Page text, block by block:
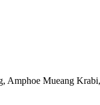
Amphoe Mueang